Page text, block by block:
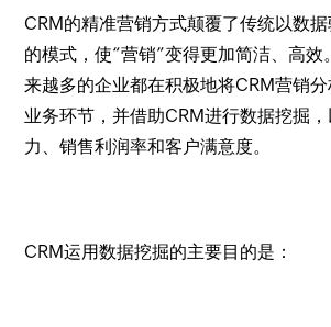
CRM的精准营销方式颠覆了传统以数
的模式，使“营销”变得更加简洁、高效
来越多的企业都在积极地将CRM营销
业务环节，并借助CRM进行数据挖掘
力、销售利润率和客户满意度。
CRM运用数据挖掘的主要目的是：